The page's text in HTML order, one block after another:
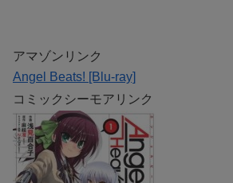
アマゾンリンク
Angel Beats! [Blu-ray]
コミックシーモアリンク